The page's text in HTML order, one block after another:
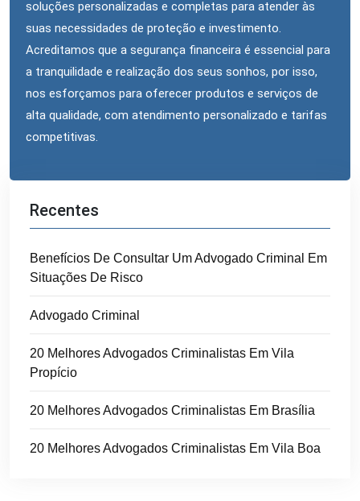
soluções personalizadas e completas para atender às
suas necessidades de proteção e investimento.
Acreditamos que a segurança financeira é essencial para
a tranquilidade e realização dos seus sonhos, por isso,
nos esforçamos para oferecer produtos e serviços de
alta qualidade, com atendimento personalizado e tarifas
competitivas.
Recentes
Benefícios De Consultar Um Advogado Criminal Em
Situações De Risco
Advogado Criminal
20 Melhores Advogados Criminalistas Em Vila
Propício
20 Melhores Advogados Criminalistas Em Brasília
20 Melhores Advogados Criminalistas Em Vila Boa